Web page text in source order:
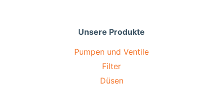
Unsere Produkte
Pumpen und Ventile
Filter
Düsen